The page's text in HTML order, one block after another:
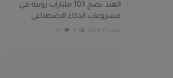
الهند تضخ 103 مليارات روبية في
مشروعات الذكاء الاصطناعي
مارس 11, 2024 0
91